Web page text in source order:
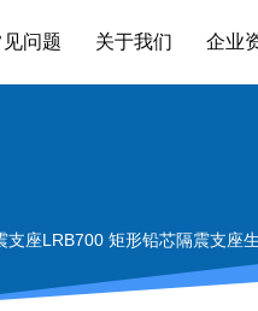
问题 关于我们 企业
座LRB700 矩形铅芯隔震支座